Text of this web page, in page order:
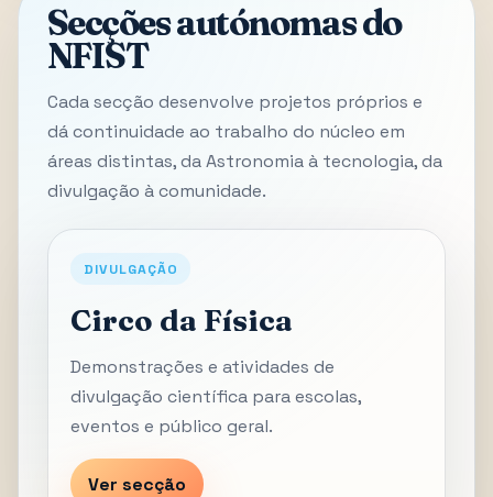
Secções autónomas do
NFIST
Cada secção desenvolve projetos próprios e
dá continuidade ao trabalho do núcleo em
áreas distintas, da Astronomia à tecnologia, da
divulgação à comunidade.
DIVULGAÇÃO
Circo da Física
Demonstrações e atividades de
divulgação científica para escolas,
eventos e público geral.
Ver secção